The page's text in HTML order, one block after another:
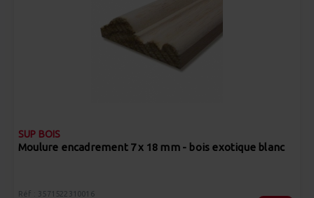
SUP BOIS
Moulure encadrement 7 x 18 mm - bois exotique blanc
Réf : 3571522310016